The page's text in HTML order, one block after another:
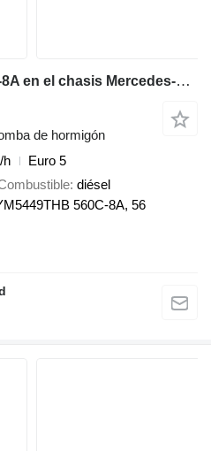
Sany SYM5449THB 560C-8A en el chasis Mercedes-Benz Actros 4144E5
de hormigón
h
Euro 5
diésel
560C-8A, 56